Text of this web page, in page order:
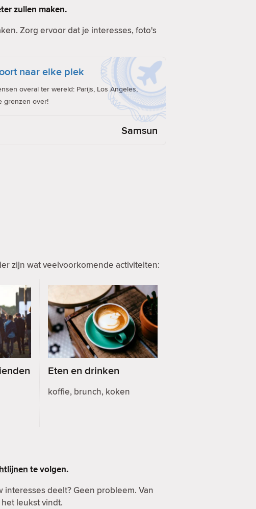
zullen maken.
Zorg ervoor dat je interesses, foto's
naar elke plek
overal ter wereld: Parijs, Los Angeles,
grenzen over!
Samsun
zijn wat veelvoorkomende activiteiten:
Eten en drinken
koffie, brunch, koken
te volgen.
deelt? Geen probleem. Van
leukst vindt.